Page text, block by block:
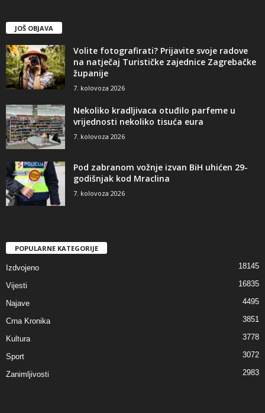
JOŠ OBJAVA
Volite fotografirati? Prijavite svoje radove
na natječaj Turističke zajednice Zagrebačke
županije
7. kolovoza 2026
Nekoliko kradljivaca otuđilo parfeme u
vrijednosti nekoliko tisuća eura
7. kolovoza 2026
Pod zabranom vožnje izvan BiH uhićen 29-
godišnjak kod Mraclina
7. kolovoza 2026
POPULARNE KATEGORIJE
Izdvojeno 18145
Vijesti 16835
Najave 4495
Crna Kronika 3851
Kultura 3778
Sport 3072
Zanimljivosti 2983